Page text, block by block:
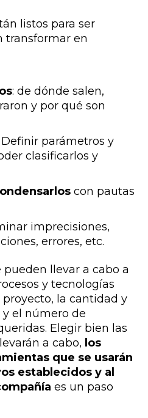
listos para ser
transformar en
: de dónde salen,
y por qué son
Definir parámetros y
clasificarlos y
con pautas
imprecisiones,
errores, etc.
pueden llevar a cabo a
y tecnologías
la cantidad y
el número de
Elegir bien las
a cabo, los
que se usarán
establecidos y al
es un paso